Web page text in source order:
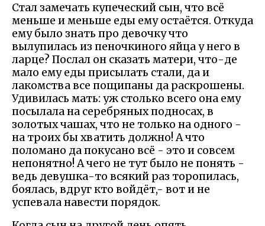
Стал замечать купеческий сын, что всё
меньше и меньше еды ему остаётся. Откуда
ему было знать про девочку что
вылупилась из пеночкиного яйца у него в
ларце? Послал он сказать матери, что-де
мало ему еды присылать стали, да и
лакомства все пощипаны да раскрошены.
Удивилась мать: уж столько всего она ему
посылала на серебряных подносах, в
золотых чашах, что не только на одного -
на троих бы хватить должно! А что
поломано да покусано всё - это и совсем
непонятно! А чего не тут было не понять -
ведь девушка-то всякий раз торопилась,
боялась, вдруг кто войдёт,- вот и не
успевала навести порядок.